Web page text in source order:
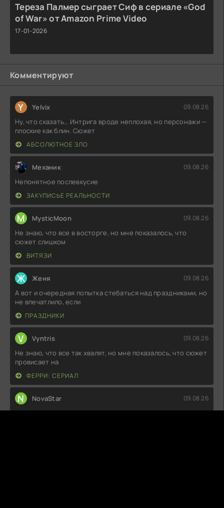
Тереза Палмер сыграет Сиф в сериале «God
of War» от Amazon Prime Video
17-01-2026
Комментируют
Y Yelvix 09.08.26
Ну, что сказать… Интрига вроде неплохая, но персонажи —
плоские как блин. Сюжет
АБСОЛЮТНОЕ ЗЛО
Механик 09.08.26
Непонятное послевкусие
ЗАКУЛИСЬЕ РЕАЛЬНОСТИ
M MysticMoon 09.08.26
Не знаю, что все в восторге, но мне показалось, что
сюжет слишком
ВИТЯЗИ
Ж Женя 09.08.26
А вот и очередная попытка стебаться над праздниками, но
не впечатлило, если
ПРАЗДНИКИ
V Vyntris 09.08.26
Не знаю, что все так хвалят, но мне показалось, что сюжет
провисает на
ФЕРРИ: СЕРИАЛ
N NovaStar 09.08.26
Не знаю, что все в восторге, но мне показалось, что это